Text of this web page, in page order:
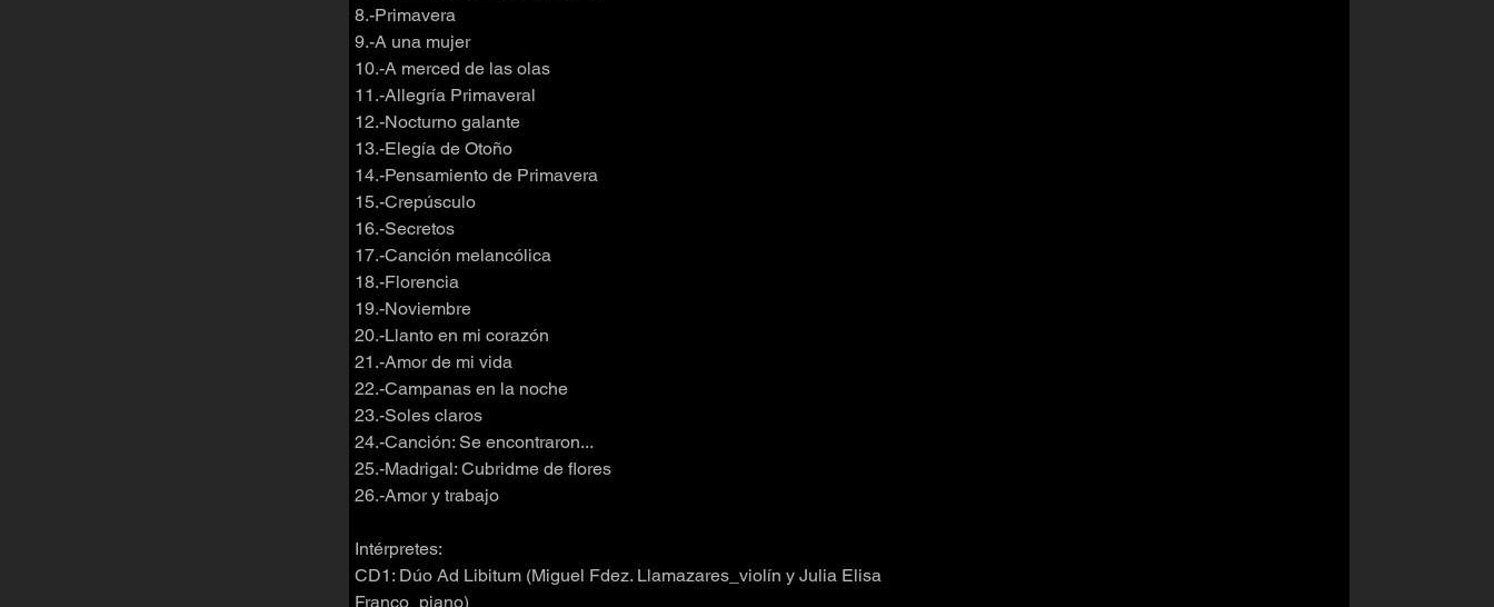
8.-Primavera
9.-A una mujer
10.-A merced de las olas
11.-Allegría Primaveral
12.-Nocturno galante
13.-Elegía de Otoño
14.-Pensamiento de Primavera
15.-Crepúsculo
16.-Secretos
17.-Canción melancólica
18.-Florencia
19.-Noviembre
20.-Llanto en mi corazón
21.-Amor de mi vida
22.-Campanas en la noche
23.-Soles claros
24.-Canción: Se encontraron...
25.-Madrigal: Cubridme de flores
26.-Amor y trabajo
Intérpretes:
CD1: Dúo Ad Libitum (Miguel Fdez. Llamazares_violín y Julia Elisa
Franco_piano)